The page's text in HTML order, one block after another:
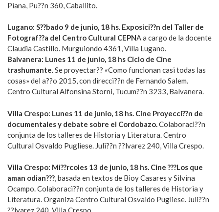
Piana, Pu??n 360, Caballito.
Lugano: S??bado 9 de junio, 18 hs. Exposici??n del Taller de
Fotograf??a del Centro Cultural CEPNA a cargo de la docente
Claudia Castillo. Murguiondo 4361, Villa Lugano.
Balvanera: Lunes 11 de junio, 18 hs Ciclo de Cine
trashumante.Se proyectar?? «Como funcionan casi todas las
cosas» del a??o 2015, con direcci??n de Fernando Salem.
Centro Cultural Alfonsina Storni, Tucum??n 3233, Balvanera.
Villa Crespo: Lunes 11 de junio, 18 hs. Cine Proyecci??n de
documentales y debate sobre el Cordobazo. Colaboraci??n
conjunta de los talleres de Historia y Literatura. Centro
Cultural Osvaldo Pugliese. Juli??n ??lvarez 240, Villa Crespo.
Villa Crespo: Mi??rcoles 13 de junio, 18 hs. Cine ???Los que
aman odian???, basada en textos de Bioy Casares y Silvina
Ocampo. Colaboraci??n conjunta de los talleres de Historia y
Literatura. Organiza Centro Cultural Osvaldo Pugliese. Juli??n
??lvarez 240, Villa Crespo.